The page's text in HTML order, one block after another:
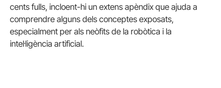
cents fulls, incloent-hi un extens apèndix que ajuda a
comprendre alguns dels conceptes exposats,
especialment per als neòfits de la robòtica i la
intel·ligència artificial.